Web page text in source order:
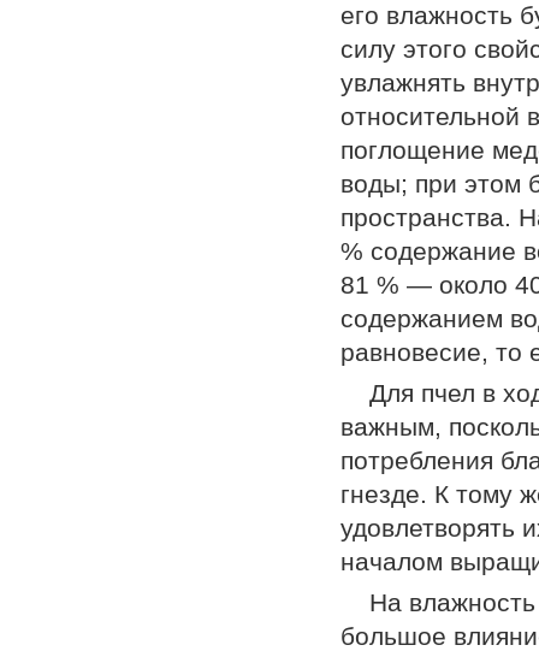
его влажность
силу этого
увлажнять
относительной
поглощение
воды; при этом
пространства.
% содержание
81 % — около
содержанием
равновесие, то
Для пчел в
важным,
потребления
гнезде. К тому
удовлетворять
началом
На
большое